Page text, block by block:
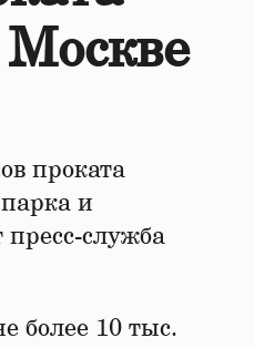
Москве
проката
и
пресс-служба
более 10 тыс.